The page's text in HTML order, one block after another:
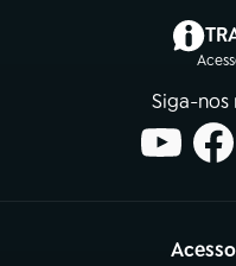
Siga-nos